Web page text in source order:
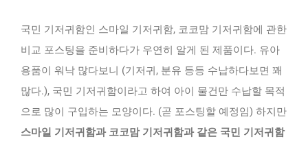
국민 기저귀함인 스마일 기저귀함, 코코맘 기저귀함에 관한
비교 포스팅을 준비하다가 우연히 알게 된 제품이다. 유아
용품이 워낙 많다보니 (기저귀, 분유 등등 수납하다보면 꽤
많다.), 국민 기저귀함이라고 하여 아이 물건만 수납할 목적
으로 많이 구입하는 모양이다. (곧 포스팅할 예정임) 하지만
스마일 기저귀함과 코코맘 기저귀함과 같은 국민 기저귀함